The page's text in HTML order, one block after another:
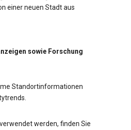
einer neuen Stadt aus
sowie Forschung
Standortinformationen
werden, finden Sie